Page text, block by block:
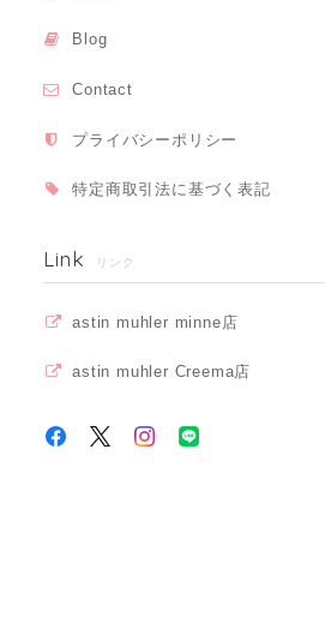
Blog
Contact
プライバシーポリシー
特定商取引法に基づく表記
Link リンク
astin muhler minne店
astin muhler Creema店